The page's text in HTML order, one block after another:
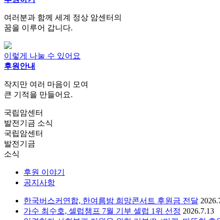
여러분과 함께 세계 정상 암센터의
꿈을 이루어 갑니다.
이렇게 나눌 수 있어요
후원안내
작지만 여러 마음이 모여
큰 기적을 만들어요.
국립암센터
발전기금 소식
국립암센터
발전기금
소식
후원 이야기
공지사항
한국버스커연합, 한여름밤 희망콘서트 후원금 전달
가수 최수호, 셀럽챔프 7월 기부 셀럽 1위 선정 2026.7.13